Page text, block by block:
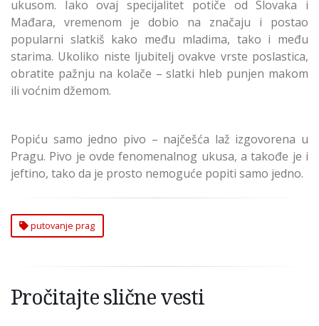
ukusom. Iako ovaj specijalitet potiče od Slovaka i
Mađara, vremenom je dobio na značaju i postao
popularni slatkiš kako među mladima, tako i među
starima. Ukoliko niste ljubitelj ovakve vrste poslastica,
obratite pažnju na kolače – slatki hleb punjen makom
ili voćnim džemom.
Popiću samo jedno pivo – najčešća laž izgovorena u
Pragu. Pivo je ovde fenomenalnog ukusa, a takođe je i
jeftino, tako da je prosto nemoguće popiti samo jedno.
putovanje prag
Pročitajte slične vesti